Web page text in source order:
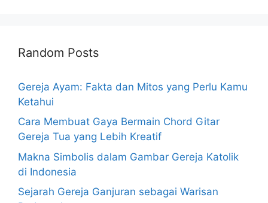
Random Posts
Gereja Ayam: Fakta dan Mitos yang Perlu Kamu
Ketahui
Cara Membuat Gaya Bermain Chord Gitar
Gereja Tua yang Lebih Kreatif
Makna Simbolis dalam Gambar Gereja Katolik
di Indonesia
Sejarah Gereja Ganjuran sebagai Warisan